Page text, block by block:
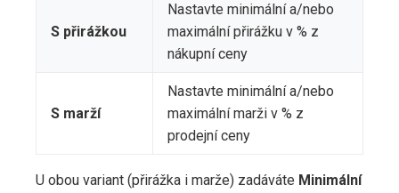
S přirážkou
Nastavte minimální a/nebo
maximální přirážku v % z
nákupní ceny
S marží
Nastavte minimální a/nebo
maximální marži v % z
prodejní ceny
U obou variant (přirážka i marže) zadáváte Minimální